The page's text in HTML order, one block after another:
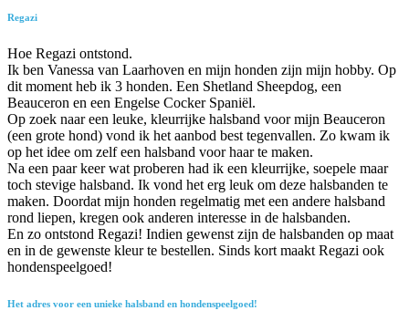
Regazi
Hoe Regazi ontstond.
Ik ben Vanessa van Laarhoven en mijn honden zijn mijn hobby. Op
dit moment heb ik 3 honden. Een Shetland Sheepdog, een
Beauceron en een Engelse Cocker Spaniël.
Op zoek naar een leuke, kleurrijke halsband voor mijn Beauceron
(een grote hond) vond ik het aanbod best tegenvallen. Zo kwam ik
op het idee om zelf een halsband voor haar te maken.
Na een paar keer wat proberen had ik een kleurrijke, soepele maar
toch stevige halsband. Ik vond het erg leuk om deze halsbanden te
maken. Doordat mijn honden regelmatig met een andere halsband
rond liepen, kregen ook anderen interesse in de halsbanden.
En zo ontstond Regazi! Indien gewenst zijn de halsbanden op maat
en in de gewenste kleur te bestellen. Sinds kort maakt Regazi ook
hondenspeelgoed!
Het adres voor een unieke halsband en hondenspeelgoed!